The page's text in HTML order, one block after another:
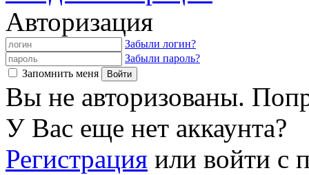
Авторизация
Забыли логин?
Забыли пароль?
Запомнить меня
Вы не авторизованы.
У Вас еще нет аккаунта?
Регистрация или войти с